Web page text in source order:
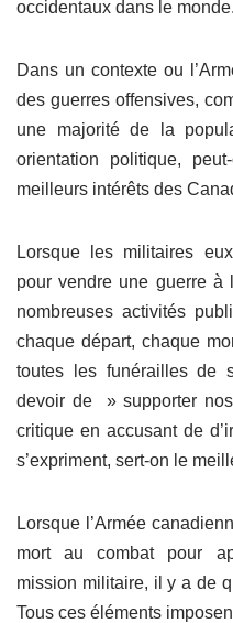
occidentaux dans le monde.
Dans un contexte ou
des guerres offensives,
une majorité de la
orientation politique,
meilleurs intérêts des
Lorsque les militaires
pour vendre une guerre à
nombreuses activités
chaque départ, chaque
toutes les funérailles de
devoir de » supporter
critique en accusant de
s’expriment, sert-on le
Lorsque l’Armée
mort au combat pour
mission militaire, il y a de
Tous ces éléments